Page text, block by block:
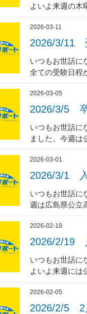
よいよ来週の
2026-03-11
2026/3/11
いつもお世話に
全ての受験日程
2026-03-05
2026/3/5
いつもお世話に
ました。今週
2026-03-01
2026/3/1
いつもお世話に
週は広島県公立
2026-02-19
2026/2/19
いつもお世話に
よいよ来週に
2026-02-05
2026/2/5 2